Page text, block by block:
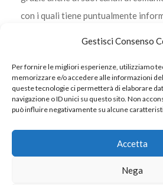
Gestisci Consenso
Per fornire le migliori esperienze, utilizziamo
memorizzare e/o accedere alle informazioni
queste tecnologie ci permetterà di elaborare
navigazione o ID unici su questo sito. Non
può influire negativamente su alcune
Accetta
Nega
con i quali tiene puntualmente
© 2022 Internavigare Srl - All
Via IV Novembre, 2 - 22070
14190170960